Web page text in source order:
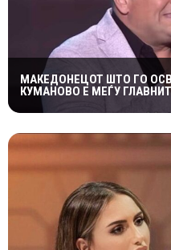
МАКЕДОНЕЦОТ ШТО ГО
КУМАНОВО Е МЕЃУ
Е ДОЦНА”